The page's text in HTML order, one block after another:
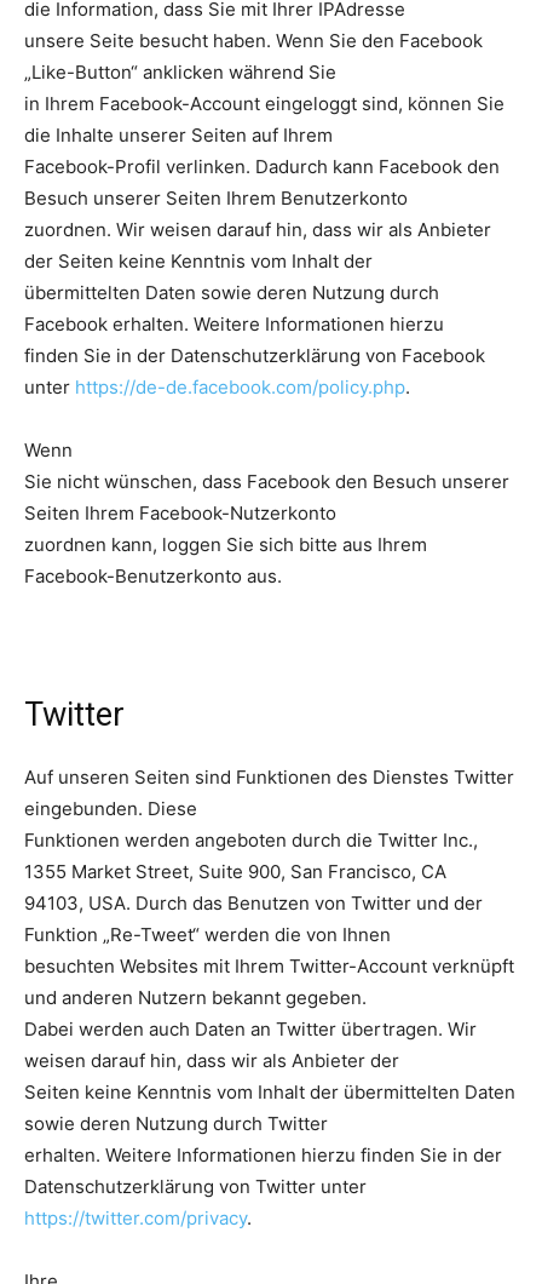
die Information, dass Sie mit Ihrer IPAdresse
unsere Seite besucht haben. Wenn Sie den Facebook
„Like-Button“ anklicken während Sie
in Ihrem Facebook-Account eingeloggt sind, können Sie
die Inhalte unserer Seiten auf Ihrem
Facebook-Profil verlinken. Dadurch kann Facebook den
Besuch unserer Seiten Ihrem Benutzerkonto
zuordnen. Wir weisen darauf hin, dass wir als Anbieter
der Seiten keine Kenntnis vom Inhalt der
übermittelten Daten sowie deren Nutzung durch
Facebook erhalten. Weitere Informationen hierzu
finden Sie in der Datenschutzerklärung von Facebook
unter https://de-de.facebook.com/policy.php.
Wenn
Sie nicht wünschen, dass Facebook den Besuch unserer
Seiten Ihrem Facebook-Nutzerkonto
zuordnen kann, loggen Sie sich bitte aus Ihrem
Facebook-Benutzerkonto aus.
Twitter
Auf unseren Seiten sind Funktionen des Dienstes Twitter
eingebunden. Diese
Funktionen werden angeboten durch die Twitter Inc.,
1355 Market Street, Suite 900, San Francisco, CA
94103, USA. Durch das Benutzen von Twitter und der
Funktion „Re-Tweet“ werden die von Ihnen
besuchten Websites mit Ihrem Twitter-Account verknüpft
und anderen Nutzern bekannt gegeben.
Dabei werden auch Daten an Twitter übertragen. Wir
weisen darauf hin, dass wir als Anbieter der
Seiten keine Kenntnis vom Inhalt der übermittelten Daten
sowie deren Nutzung durch Twitter
erhalten. Weitere Informationen hierzu finden Sie in der
Datenschutzerklärung von Twitter unter
https://twitter.com/privacy.